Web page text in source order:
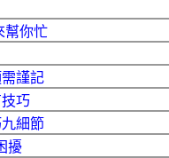
幫你忙
謹記
巧
細節
擾